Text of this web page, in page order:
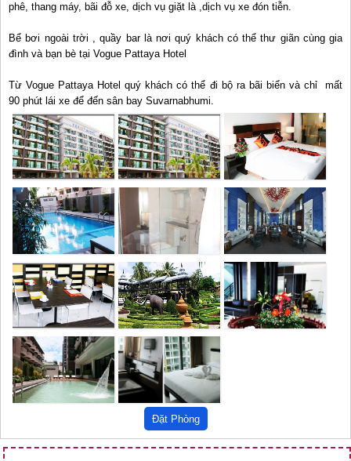
phê, thang máy, bãi đỗ xe, dịch vụ giặt là ,dịch vụ xe đón tiễn.
Bể bơi ngoài trời , quầy bar là nơi quý khách có thể thư giãn cùng gia
đình và bạn bè tại Vogue Pattaya Hotel
Từ Vogue Pattaya Hotel quý khách có thể đi bộ ra bãi biển và chỉ mất
90 phút lái xe để đến sân bay Suvarnabhumi.